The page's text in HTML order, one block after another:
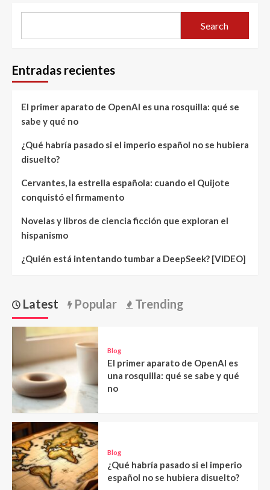
Search
Entradas recientes
El primer aparato de OpenAI es una rosquilla: qué se
sabe y qué no
¿Qué habría pasado si el imperio español no se hubiera
disuelto?
Cervantes, la estrella española: cuando el Quijote
conquistó el firmamento
Novelas y libros de ciencia ficción que exploran el
hispanismo
¿Quién está intentando tumbar a DeepSeek? [VIDEO]
Latest Popular Trending
Blog
El primer aparato de OpenAI es
una rosquilla: qué se sabe y qué
no
Blog
¿Qué habría pasado si el imperio
español no se hubiera disuelto?